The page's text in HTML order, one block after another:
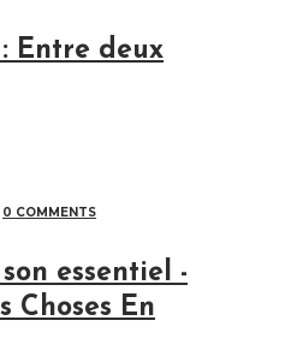
Entre deux
0 COMMENTS
essentiel -
Choses En